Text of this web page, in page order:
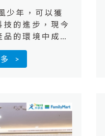
少年，可以獲
的進步，現今
品的環境中成
」不等於「高品
受科技發展帶來
」公益計劃17
主軸，於
的數位防護計
>